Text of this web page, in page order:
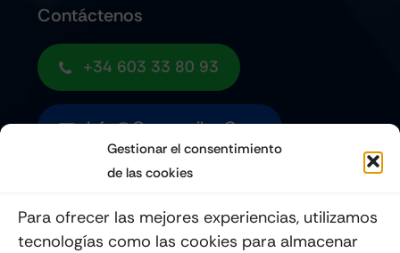
Gestionar el consentimiento
de las cookies
Para ofrecer las mejores experiencias, utilizamos
tecnologías como las cookies para almacenar
Contáctenos
+34 603 33 80 93
Info@quemoviles.com